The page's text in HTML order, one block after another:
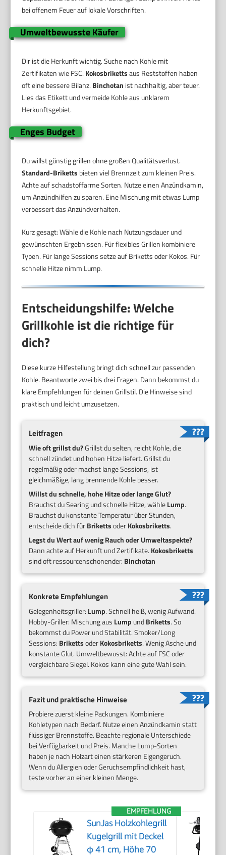
bei offenem Feuer auf lokale Vorschriften.
Umweltbewusste Käufer
Dir ist die Herkunft wichtig. Suche nach Kohle mit
Zertifikaten wie FSC. Kokosbrikettsaus Reststoffen haben
oft eine bessere Bilanz. Binchotan ist nachhaltig, aber teuer.
Lies das Etikett und vermeide Kohle aus unklarem
Herkunftsgebiet.
Enges Budget
Du willst günstig grillen ohne großen Qualitätsverlust.
Standard-Briketts bieten viel Brennzeit zum kleinen Preis.
Achte auf schadstoffarme Sorten. Nutze einen Anzündkamin,
um Anzündhilfen zu sparen. Eine Mischung mit etwas Lump
verbessert das Anzündverhalten.
Kurz gesagt: Wähle die Kohle nach Nutzungsdauer und
gewünschten Ergebnissen. Für flexibles Grillen kombiniere
Typen. Für lange Sessions setze auf Briketts oder Kokos. Für
schnelle Hitze nimm Lump.
Entscheidungshilfe: Welche
Grillkohle ist die richtige für
dich?
Diese kurze Hilfestellung bringt dich schnell zur passenden
Kohle. Beantworte zwei bis drei Fragen. Dann bekommst du
klare Empfehlungen für deinen Grillstil. Die Hinweise sind
praktisch und leicht umzusetzen.
Leitfragen
Wie oft grillst du?Grillst du selten, reicht Kohle, die
schnell zündet und hohen Hitze liefert. Grillst du
regelmäßig oder machst lange Sessions, ist
gleichmäßige, lang brennende Kohle besser.
Willst du schnelle, hohe Hitze oder lange Glut?
Brauchst du Searing und schnelle Hitze, wähleLump.
Brauchst du konstante Temperatur über Stunden,
entscheide dich fürBrikettsoderKokosbriketts.
Legst du Wert auf wenig Rauch oder Umweltaspekte?
Dann achte auf Herkunft und Zertifikate. Kokosbriketts
sind oft ressourcenschonender. Binchotan
Konkrete Empfehlungen
Gelegenheitsgriller: Lump. Schnell heiß, wenig Aufwand.
Hobby-Griller: Mischung aus Lump undBriketts. So
bekommst du Power und Stabilität. Smoker/Long
Sessions: BrikettsoderKokosbriketts. Wenig Asche und
konstante Glut. Umweltbewusst: Achte auf FSC oder
vergleichbare Siegel. Kokos kann eine gute Wahl sein.
Fazit und praktische Hinweise
Probiere zuerst kleine Packungen. Kombiniere
Kohletypen nach Bedarf. Nutze einen Anzündkamin statt
flüssiger Brennstoffe. Beachte regionale Unterschiede
bei Verfügbarkeit und Preis. Manche Lump-Sorten
haben je nach Holzart einen stärkeren Eigengeruch.
Wenn du Allergien oder Geruchsempfindlichkeit hast,
teste vorher an einer kleinen Menge.
EMPFEHLUNG
SunJas Holzkohlegrill
Kugelgrill mit Deckel
φ 41 cm, Höhe 70